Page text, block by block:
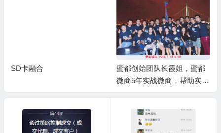
SD卡融合
蜜都创始团队长霞姐，蜜都
微商5年实战微商，帮助实体